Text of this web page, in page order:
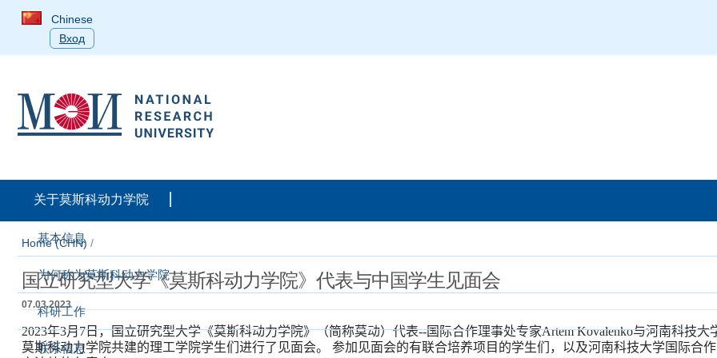
Chinese
Вход
关于莫斯科动力学院
基本信息
为何称为莫斯科动力学院
科研工作
联系信息
Home (CHN) /
国立研究型大学《莫斯科动力学院》代表与中国学生见面会
07.03.2023
2023年3月7日，国立研究型大学《莫斯科动力学院》（简称莫动）代表--国际合作理事处专家Artem Kovalenko与河南科技大
莫斯科动力学院共建的理工学院学生们进行了见面会。
参加见面会的有联合培养项目的学生们，以及河南科技大学国际合